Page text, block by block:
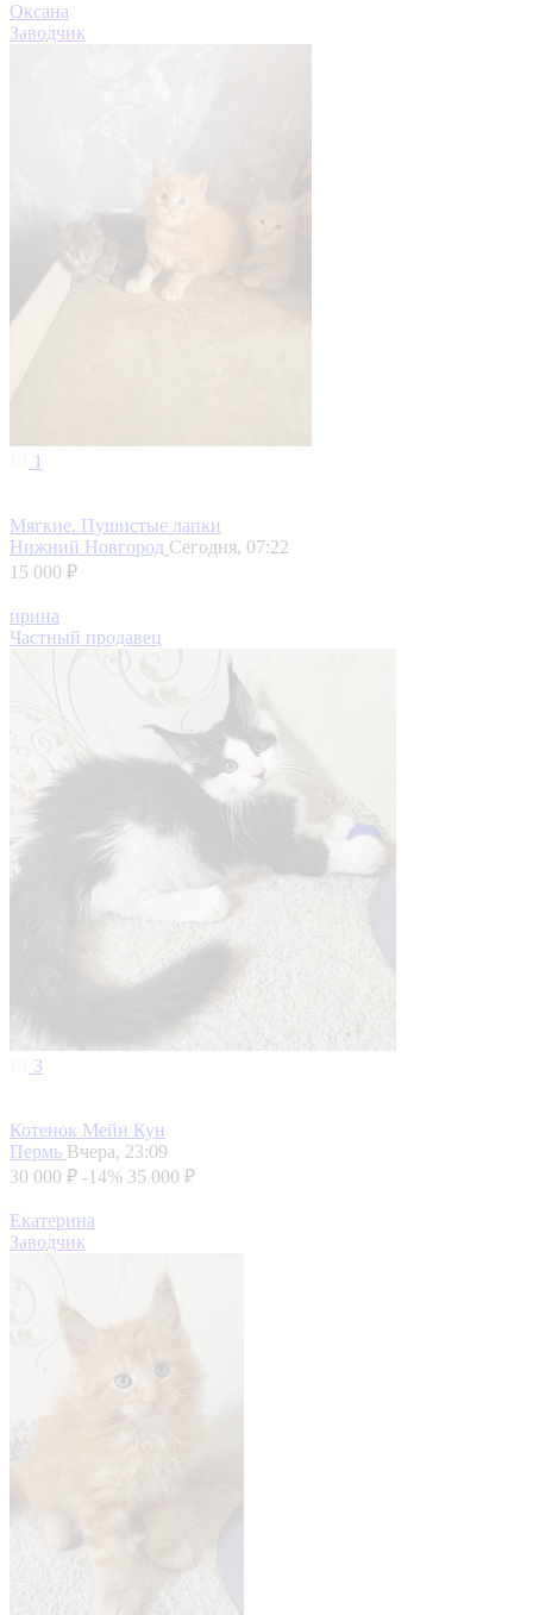
Оксана
Заводчик
1
Мягкие. Пушистые лапки
Нижний Новгород Сегодня, 07:22
15 000 ₽
ирина
Частный продавец
3
Котенок Мейн Кун
Пермь Вчера, 23:09
30 000 ₽ -14% 35 000 ₽
Екатерина
Заводчик